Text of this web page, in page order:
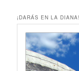
¡DARÁS EN LA DIANA!